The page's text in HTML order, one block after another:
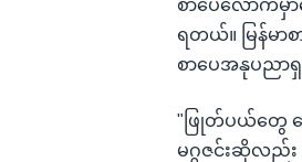
စာပေလောကမှ
ရတယ်။ မြန်မ
စာပေအနုပည
"ဖြုတ်ပယ်တွေ
မဂ္ဂဇင်းဆိုလည်